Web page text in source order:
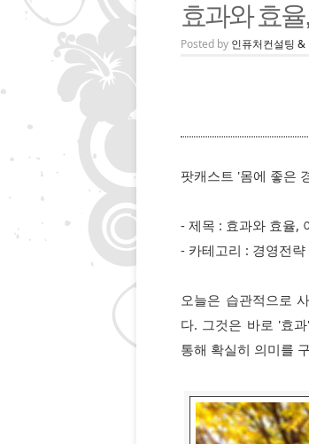
효과와 효
Posted by 인퓨처컨설팅 &
팟캐스트 '몸에 좋은
- 제목 : 효과와 효율,
- 카테고리 : 경영전략
오늘은 습관적으로
다. 그것은 바로 '효
통해 확실히 의미를